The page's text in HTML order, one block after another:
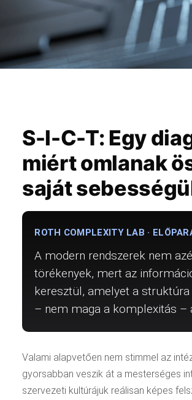
S-I-C-T: Egy
miért omlanak
saját
ROTH COMPLEXITY LAB ·
A modern rendszerek nem
törékenyek, mert az
keresztül, amelyet a
– nem maga a komplexitás –
Valami alapvetően nem stimmel az
gyorsabban veszik át a mesterséges
szervezeti kultúrájuk reálisan képes